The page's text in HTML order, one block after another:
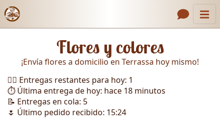
Enlaces de encabezado
Galería
Cómo Hacer un Pedido
Flores y colores
¡Envía flores a domicilio en Terrassa hoy mismo!
🏃‍♂️ Entregas restantes para hoy: 1
⏱️ Última entrega de hoy: hace 18 minutos
📝 Entregas en cola: 5
🌷 Último pedido recibido: 15:24